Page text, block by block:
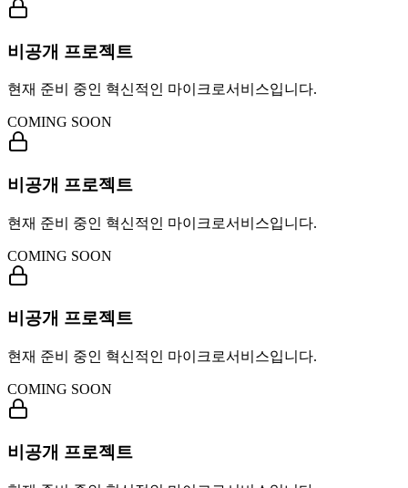
비공개 프로젝트
현재 준비 중인 혁신적인 마이크로서비스입니다.
COMING SOON
비공개 프로젝트
현재 준비 중인 혁신적인 마이크로서비스입니다.
COMING SOON
비공개 프로젝트
현재 준비 중인 혁신적인 마이크로서비스입니다.
COMING SOON
비공개 프로젝트